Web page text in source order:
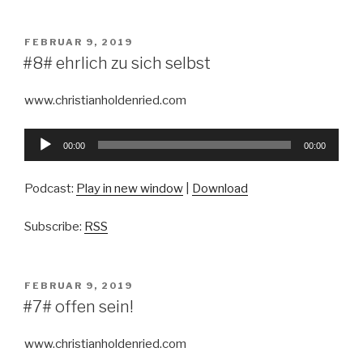
VERÖFFENTLICHT
AM
FEBRUAR 9, 2019
#8# ehrlich zu sich selbst
www.christianholdenried.com
Audio-
00:00 00:00
Podcast: Play in new window Download
Subscribe: RSS
VERÖFFENTLICHT
AM
FEBRUAR 9, 2019
#7# offen sein!
www.christianholdenried.com